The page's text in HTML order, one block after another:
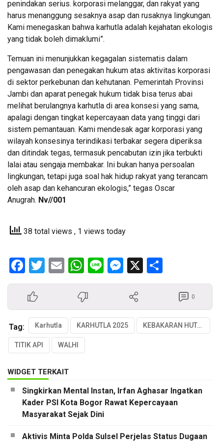
penindakan serius. korporasi melanggar, dan rakyat yang
harus menanggung sesaknya asap dan rusaknya lingkungan.
Kami menegaskan bahwa karhutla adalah kejahatan ekologis
yang tidak boleh dimaklumi”.
Temuan ini menunjukkan kegagalan sistematis dalam
pengawasan dan penegakan hukum atas aktivitas korporasi
di sektor perkebunan dan kehutanan. Pemerintah Provinsi
Jambi dan aparat penegak hukum tidak bisa terus abai
melihat berulangnya karhutla di area konsesi yang sama,
apalagi dengan tingkat kepercayaan data yang tinggi dari
sistem pemantauan. Kami mendesak agar korporasi yang
wilayah konsesinya terindikasi terbakar segera diperiksa
dan ditindak tegas, termasuk pencabutan izin jika terbukti
lalai atau sengaja membakar. Ini bukan hanya persoalan
lingkungan, tetapi juga soal hak hidup rakyat yang terancam
oleh asap dan kehancuran ekologis,” tegas Oscar
Anugrah. Nv//001
38 total views , 1 views today
Facebook
Twitter
EmailWhatsApp
LineMessenger
X
0
Tag: Karhutla KARHUTLA 2025 KEBAKARAN HUTAN DI INDONESIA
TITIK API WALHI
WIDGET TERKAIT
Singkirkan Mental Instan, Irfan Aghasar Ingatkan
Kader PSI Kota Bogor Rawat Kepercayaan
Masyarakat Sejak Dini
Aktivis Minta Polda Sulsel Perjelas Status Dugaan